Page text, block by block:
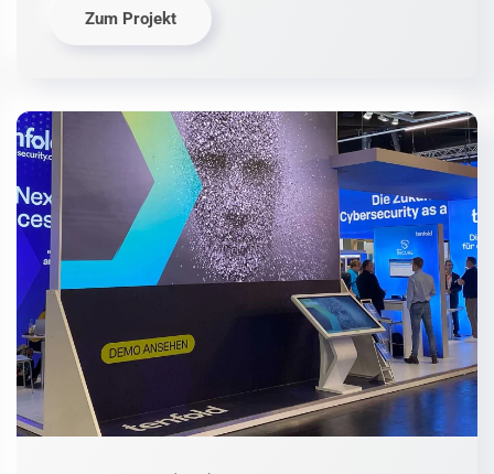
Zum Projekt